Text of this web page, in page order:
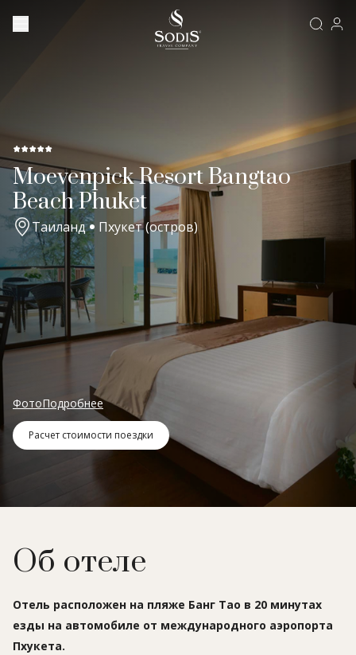
Moevenpick Resort Bangtao
Beach Phuket
Таиланд Пхукет (остров)
ФотоПодробнее
Расчет стоимости поездки
Об отеле
Отель расположен на пляже Банг Тао в 20 минутах
езды на автомобиле от международного аэропорта
Пхукета.